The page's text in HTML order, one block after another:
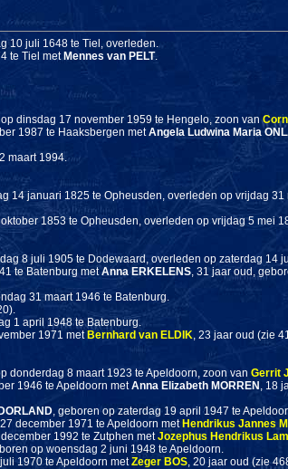
10 juli 1648 te Tiel, overleden.
te Tiel met Mennes van PELT.
dinsdag 17 november 1959 te Hengelo, zoon van
1987 te Haaksbergen metAngela Ludwina Maria
maart 1994.
14 januari 1825 te Opheusden, overleden op vrijdag
1853 te Opheusden, overleden op vrijdag 5 mei
8 juli 1905 te Dodewaard, overleden op zaterdag 14
te Batenburg metAnna ERKELENS, 31 jaar oud,
31 maart 1946 te Batenburg.
1 april 1948 te Batenburg.
1971 met Bernhard van ELDIK, 23 jaar oud (zie
donderdag 8 maart 1923 te Apeldoorn, zoon van Gerrit
1946 te Apeldoorn metAnna Elizabeth MORREN , 18
, geboren op zaterdag 19 april 1947 te
december 1971 te Apeldoorn met Hendrikus Jannes
1992 te Zutphen metJozephus Hendrikus
op woensdag 2 juni 1948 te Apeldoorn.
1970 te Apeldoorn metZeger BOS, 20 jaar oud (zie